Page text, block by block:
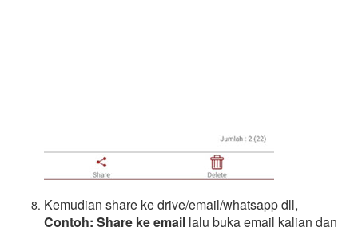
Kemudian share ke drive/email/whatsapp dll,
Contoh: Share ke email lalu buka email kalian dan